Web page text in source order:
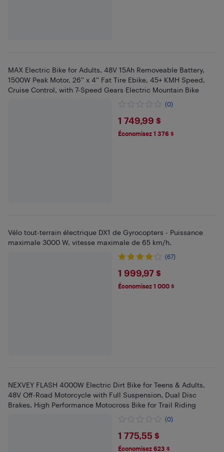
MAX Electric Bike for Adults, 48V 15Ah Removeable Battery,
1500W Peak Motor, 26'' x 4'' Fat Tire Ebike, 45+ KMH Speed,
Cruise Control, with 7-Speed Gears Electric Mountain Bike
(0)
$1749.99
1 749,99 $
Économisez 1 376 $
Vélo tout-terrain électrique DX1 de Gyrocopters - Puissance
maximale 3000 W, vitesse maximale de 65 km/h.
(67)
$1999.97
1 999,97 $
Économisez 1 000 $
NEXVEY FLASH 4000W Electric Dirt Bike for Teens & Adults,
48V Off-Road Motorcycle with Full Suspension, Dual Disc
Brakes, High Performance Motocross Bike for Trail Riding
(0)
$1775.55
1 775,55 $
Économisez 623 $